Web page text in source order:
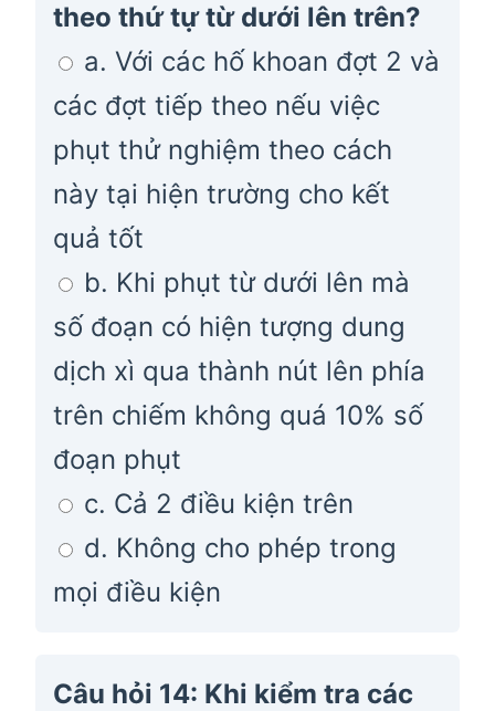
theo thứ tự từ dưới lên trên?
a. Với các hố khoan đợt 2 và
các đợt tiếp theo nếu việc
phụt thử nghiệm theo cách
này tại hiện trường cho kết
quả tốt
b. Khi phụt từ dưới lên mà
số đoạn có hiện tượng dung
dịch xì qua thành nút lên phía
trên chiếm không quá 10% số
đoạn phụt
c. Cả 2 điều kiện trên
d. Không cho phép trong
mọi điều kiện
Câu hỏi 14: Khi kiểm tra các